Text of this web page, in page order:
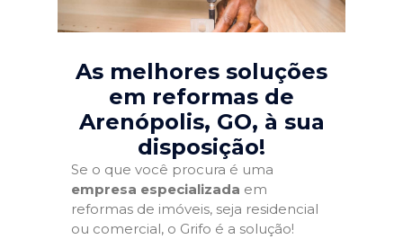
As melhores soluções
em reformas de
Arenópolis, GO, à sua
disposição!
Se o que você procura é uma
empresa especializada em
reformas de imóveis, seja residencial
ou comercial, o Grifo é a solução!